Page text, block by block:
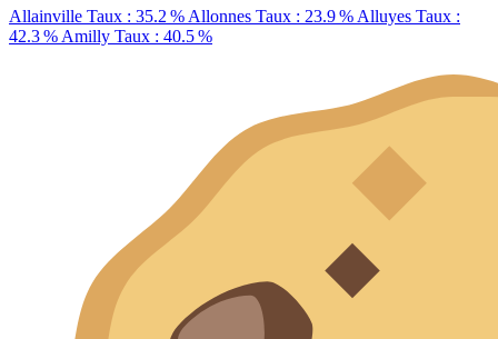
Allainville Taux : 35.2 % Allonnes Taux : 23.9 % Alluyes Taux :
42.3 % Amilly Taux : 40.5 %